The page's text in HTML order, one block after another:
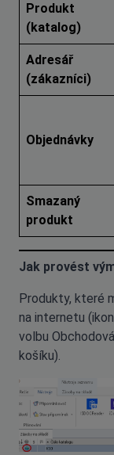
Produkt
(katalog)
Adresář
(zákazníci)
Objednávky
Smazaný
produkt
Jak provést
Produkty, které
na internetu
volbu
košíku).